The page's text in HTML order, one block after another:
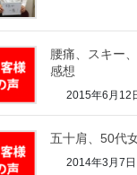
腰痛、スキー
感想
2015年6月12
五十肩、50代
2014年3月7日